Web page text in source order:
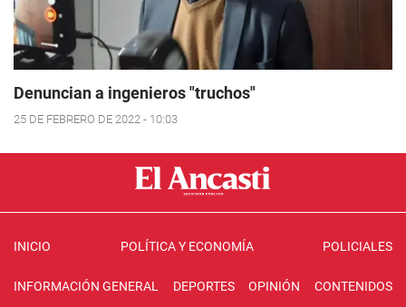
Denuncian a ingenieros "truchos"
25 DE FEBRERO DE 2022 - 10:03
INICIO POLÍTICA Y ECONOMÍA POLICIALES
INFORMACIÓN GENERAL DEPORTES OPINIÓN CONTENIDOS